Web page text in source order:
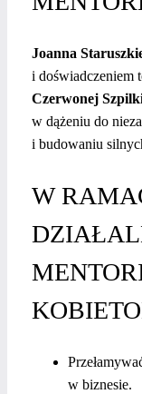
Joanna
i doświadczeniem
Czerwonej
w dążeniu do
i budowaniu
W
w biznesie.